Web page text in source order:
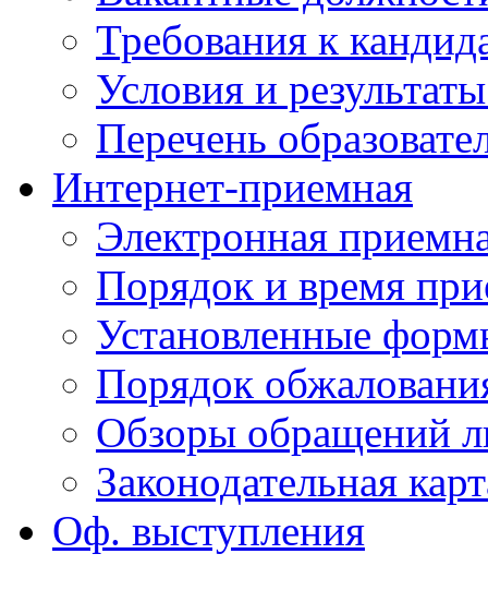
Требования к
Условия и
Перечень
Интернет-приемная
Электронная
Порядок и время
Установленные
Порядок
Обзоры обращений
Законодательная
Оф. выступления